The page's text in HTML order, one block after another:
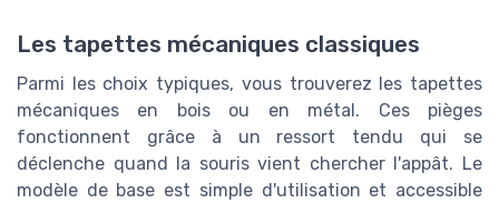
Les tapettes mécaniques classiques
Parmi les choix typiques, vous trouverez les tapettes
mécaniques en bois ou en métal. Ces pièges
fonctionnent grâce à un ressort tendu qui se
déclenche quand la souris vient chercher l'appât. Le
modèle de base est simple d'utilisation et accessible